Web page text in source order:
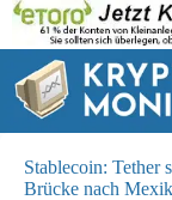
Zum
Inhalt
springen
Stablecoin:
Brücke nach